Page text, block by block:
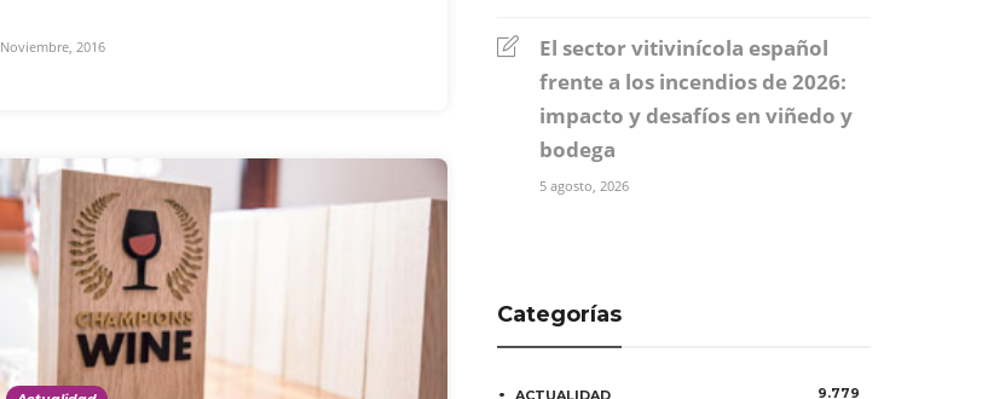
Noviembre, 2016
El sector vitivinícola español
frente a los incendios de 2026:
impacto y desafíos en viñedo y
bodega
5 agosto, 2026
Categorías
ACTUALIDAD
9.779